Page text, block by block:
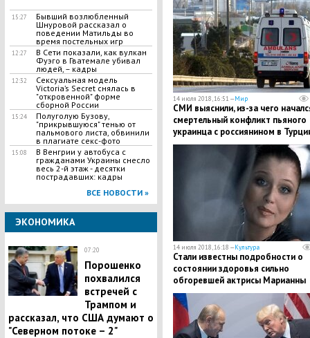
15:27
Бывший возлюбленный
Шнуровой рассказал о
поведении Матильды во
время постельных игр
12:27
В Сети показали, как вулкан
Фуэго в Гватемале убивал
людей, – кадры
12:32
Сексуальная модель
Victoria’s Secret снялась в
"откровенной" форме
сборной России
15:24
Полуголую Бузову,
"прикрывшуюся" тенью от
пальмового листа, обвинили
в плагиате секс-фото
15:08
В Венгрии у автобуса с
гражданами Украины снесло
весь 2-й этаж - десятки
пострадавших: кадры
ВСЕ НОВОСТИ »
ЭКОНОМИКА
07:20
Порошенко
похвалился
встречей с
Трампом и
рассказал, что США думают о
"Северном потоке – 2"
14 июля 2018, 16:51 —Мир
СМИ выяснили, из-за чего
смертельный конфликт пьяного
украинца с россиянином в
14 июля 2018, 16:18 —Культура
Стали известны подробности о
состоянии здоровья сильно
обгоревшей актрисы Марианны
Рубинчик